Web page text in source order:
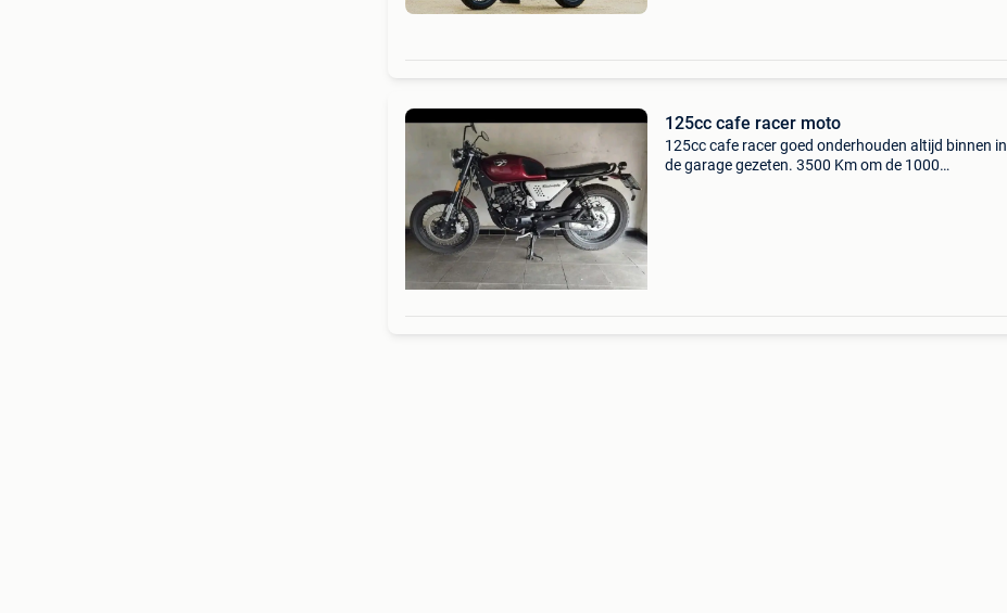
125cc cafe racer moto
125cc cafe racer goed onderhouden altijd binnen in
de garage gezeten. 3500 Km om de 1000